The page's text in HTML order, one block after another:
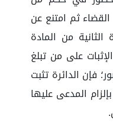
ثم امتنع عن
الثانية من المادة
على من تبلغ
فإن الدائرة تثبت
المدعى عليها